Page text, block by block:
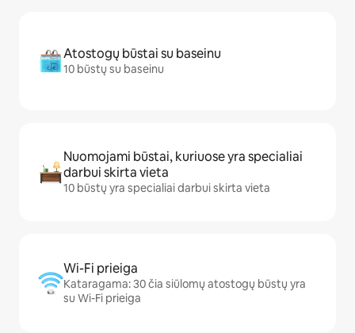
Atostogų būstai su baseinu
10 būstų su baseinu
Nuomojami būstai, kuriuose yra specialiai
darbui skirta vieta
10 būstų yra specialiai darbui skirta vieta
Wi-Fi prieiga
Kataragama: 30 čia siūlomų atostogų būstų yra
su Wi-Fi prieiga